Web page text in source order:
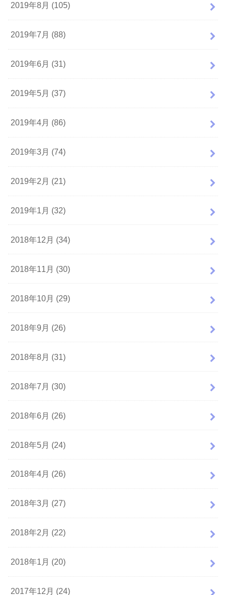
2019年8月 (105)
2019年7月 (88)
2019年6月 (31)
2019年5月 (37)
2019年4月 (86)
2019年3月 (74)
2019年2月 (21)
2019年1月 (32)
2018年12月 (34)
2018年11月 (30)
2018年10月 (29)
2018年9月 (26)
2018年8月 (31)
2018年7月 (30)
2018年6月 (26)
2018年5月 (24)
2018年4月 (26)
2018年3月 (27)
2018年2月 (22)
2018年1月 (20)
2017年12月 (24)